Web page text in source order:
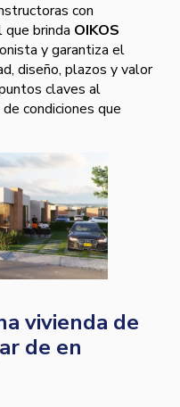
con
brinda OIKOS
y garantiza el
diseño, plazos y valor
claves al
condiciones que
vivienda de
de en